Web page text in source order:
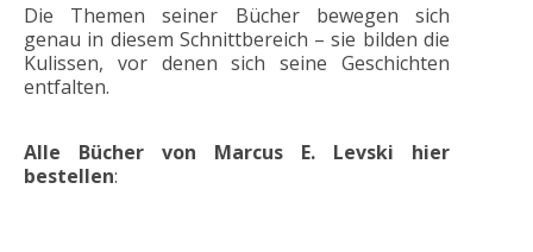
Die Themen seiner Bücher bewegen sich
genau in diesem Schnittbereich – sie bilden die
Kulissen, vor denen sich seine Geschichten
entfalten.
Alle Bücher von Marcus E. Levski hier
bestellen: